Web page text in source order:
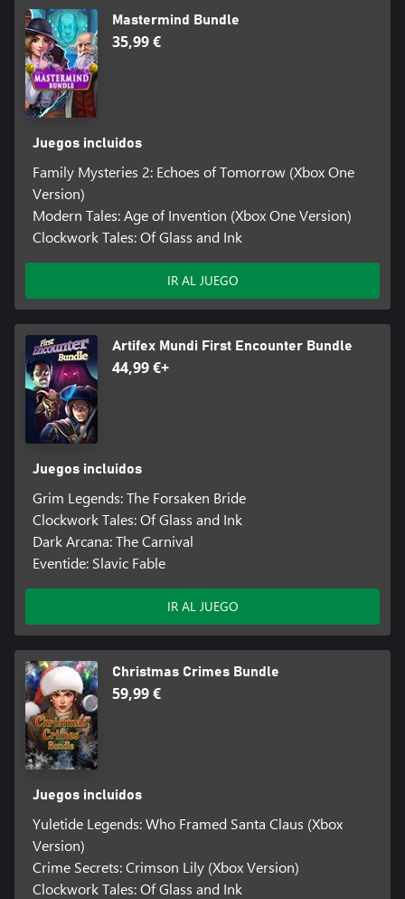
Mastermind Bundle
35,99 €
Juegos incluidos
Family Mysteries 2: Echoes of Tomorrow (Xbox One
Version)
Modern Tales: Age of Invention (Xbox One Version)
Clockwork Tales: Of Glass and Ink
IR AL JUEGO
Artifex Mundi First Encounter Bundle
44,99 €+
Juegos incluidos
Grim Legends: The Forsaken Bride
Clockwork Tales: Of Glass and Ink
Dark Arcana: The Carnival
Eventide: Slavic Fable
IR AL JUEGO
Christmas Crimes Bundle
59,99 €
Juegos incluidos
Yuletide Legends: Who Framed Santa Claus (Xbox
Version)
Crime Secrets: Crimson Lily (Xbox Version)
Clockwork Tales: Of Glass and Ink